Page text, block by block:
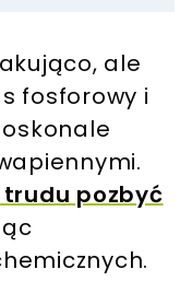
ale
fosforowy i
trudu pozbyć